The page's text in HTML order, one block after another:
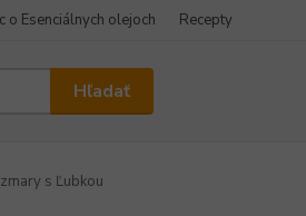
o Esenciálnych olejoch Recepty
Hľadať
s Ľubkou